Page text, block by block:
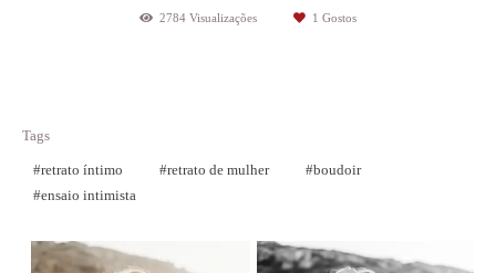
2784 Visualizações 1 Gostos
Tags
#retrato íntimo #retrato de mulher
#boudoir
#ensaio intimista